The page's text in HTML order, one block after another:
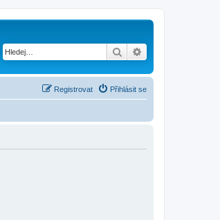
Hledat
Přihlásit se
Registrovat